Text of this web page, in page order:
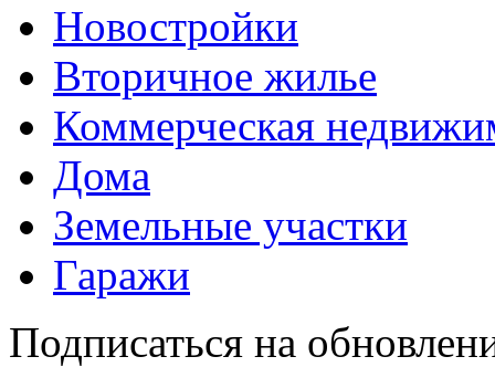
Новостройки
Вторичное жилье
Коммерческая
Дома
Земельные участки
Гаражи
Подписаться на